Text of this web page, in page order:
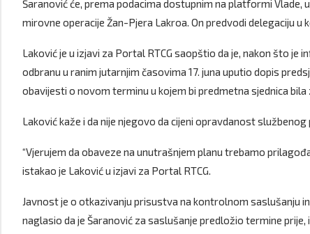
Šaranović će, prema podacima dostupnim na platformi Vlade,
mirovne operacije Žan-Pjera Lakroa. On predvodi delegaciju u
Laković je u izjavi za Portal RTCG saopštio da je, nakon što
odbranu u ranim jutarnjim časovima 17. juna uputio dopis
obavijesti o novom terminu u kojem bi predmetna sjednica bila
Laković kaže i da nije njegovo da cijeni opravdanost službenog
“Vjerujem da obaveze na unutrašnjem planu trebamo
istakao je Laković u izjavi za Portal RTCG.
Javnost je o otkazivanju prisustva na kontrolnom saslušanju
naglasio da je Šaranović za saslušanje predložio termine prije,